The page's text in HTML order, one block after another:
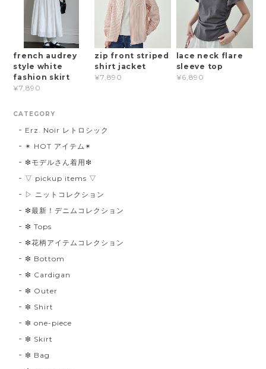
french audrey
style white
fashion skirt
¥7,890
zip front striped
shirt jacket
¥7,890
lace neck flare
sleeve top
¥6,890
CATEGORY
Erz. Noir レトロシック
✴︎ HOT アイテム✴︎
❇︎モデルさん着用❇︎
▽ pickup items ▽
▷ ニットコレクション
❇︎最新！デニムコレクション
❇︎ Tops
❇︎花柄アイテムコレクション
❇︎ Bottom
❇︎ Cardigan
❇︎ Outer
❇︎ Shirt
❇︎ one-piece
❇︎ Skirt
❇︎ Bag